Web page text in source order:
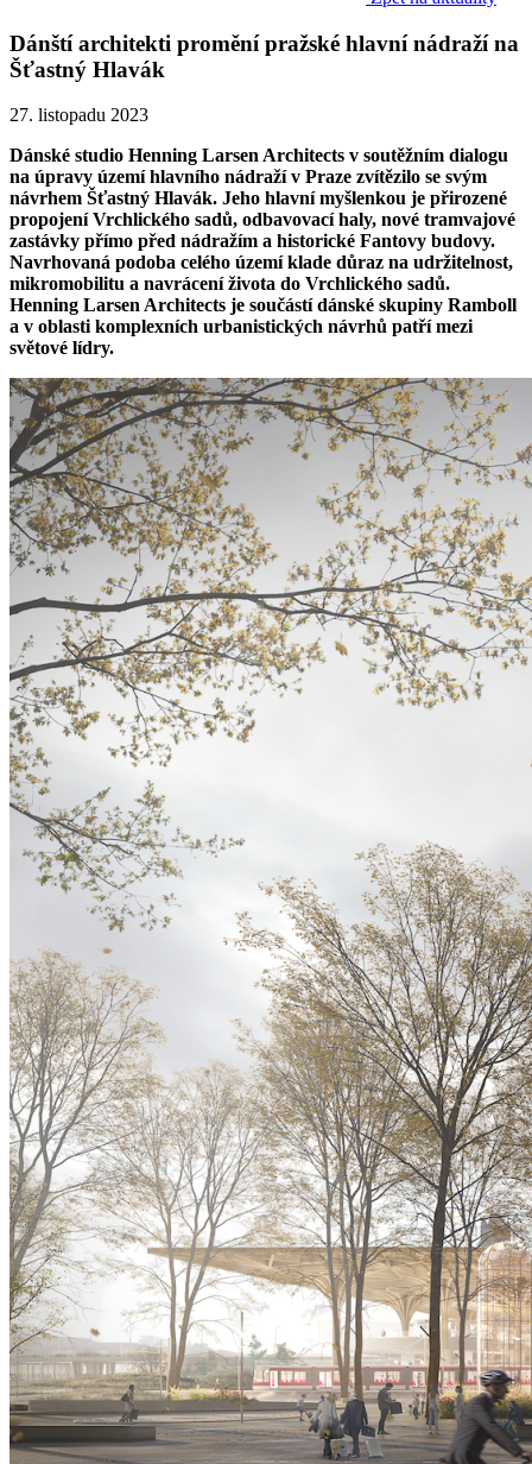
Dánští architekti promění pražské hlavní nádraží na
Šťastný Hlavák
27. listopadu 2023
Dánské studio Henning Larsen Architects v soutěžním dialogu
na úpravy území hlavního nádraží v Praze zvítězilo se svým
návrhem Šťastný Hlavák. Jeho hlavní myšlenkou je přirozené
propojení Vrchlického sadů, odbavovací haly, nové tramvajové
zastávky přímo před nádražím a historické Fantovy budovy.
Navrhovaná podoba celého území klade důraz na udržitelnost,
mikromobilitu a navrácení života do Vrchlického sadů.
Henning Larsen Architects je součástí dánské skupiny Ramboll
a v oblasti komplexních urbanistických návrhů patří mezi
světové lídry.